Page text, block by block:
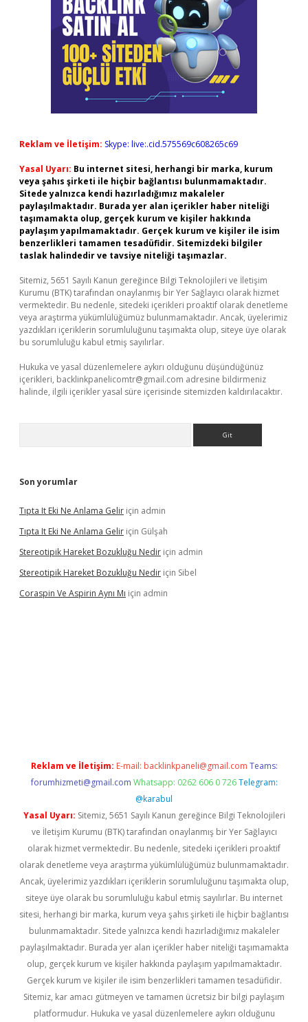
Reklam ve İletişim: Skype: live:.cid.575569c608265c69
Yasal Uyarı: Bu internet sitesi, herhangi bir marka, kurum
veya şahıs şirketi ile hiçbir bağlantısı bulunmamaktadır.
Sitede yalnızca kendi hazırladığımız makaleler
paylaşılmaktadır. Burada yer alan içerikler haber niteliği
taşımamakta olup, gerçek kurum ve kişiler hakkında
paylaşım yapılmamaktadır. Gerçek kurum ve kişiler ile isim
benzerlikleri tamamen tesadüfidir. Sitemizdeki bilgiler
taslak halindedir ve tavsiye niteliği taşımazlar.
Sitemiz, 5651 Sayılı Kanun gereğince Bilgi Teknolojileri ve İletişim
Kurumu (BTK) tarafından onaylanmış bir Yer Sağlayıcı olarak hizmet
vermektedir. Bu nedenle, sitedeki içerikleri proaktif olarak denetleme
veya araştırma yükümlülüğümüz bulunmamaktadır. Ancak, üyelerimiz
yazdıkları içeriklerin sorumluluğunu taşımakta olup, siteye üye olarak
bu sorumluluğu kabul etmiş sayılırlar.
Hukuka ve yasal düzenlemelere aykırı olduğunu düşündüğünüz
içerikleri, backlinkpanelicomtr@gmail.com adresine bildirmeniz
halinde, ilgili içerikler yasal süre içerisinde sitemizden kaldırılacaktır.
Son yorumlar
Tıpta It Eki Ne Anlama Gelir için admin
Tıpta It Eki Ne Anlama Gelir için Gülşah
Stereotipik Hareket Bozukluğu Nedir için admin
Stereotipik Hareket Bozukluğu Nedir için Sibel
Coraspin Ve Aspirin Aynı Mı için admin
Reklam ve İletişim: E-mail: backlinkpaneli@gmail.com Teams:
forumhizmeti@gmail.com Whatsapp: 0262 606 0 726 Telegram:
@karabul
Yasal Uyarı: Sitemiz, 5651 Sayılı Kanun gereğince Bilgi Teknolojileri
ve İletişim Kurumu (BTK) tarafından onaylanmış bir Yer Sağlayıcı
olarak hizmet vermektedir. Bu nedenle, sitedeki içerikleri proaktif
olarak denetleme veya araştırma yükümlülüğümüz bulunmamaktadır.
Ancak, üyelerimiz yazdıkları içeriklerin sorumluluğunu taşımakta olup,
siteye üye olarak bu sorumluluğu kabul etmiş sayılırlar. Bu internet
sitesi, herhangi bir marka, kurum veya şahıs şirketi ile hiçbir bağlantısı
bulunmamaktadır. Sitede yalnızca kendi hazırladığımız makaleler
paylaşılmaktadır. Burada yer alan içerikler haber niteliği taşımamakta
olup, gerçek kurum ve kişiler hakkında paylaşım yapılmamaktadır.
Gerçek kurum ve kişiler ile isim benzerlikleri tamamen tesadüfidir.
Sitemiz, kar amacı gütmeyen ve tamamen ücretsiz bir bilgi paylaşım
platformudur. Hukuka ve yasal düzenlemelere aykırı olduğunu